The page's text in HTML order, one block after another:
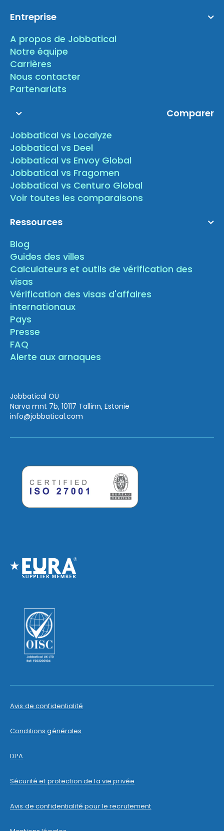
Entreprise
A propos de Jobbatical
Notre équipe
Carrières
Nous contacter
Partenariats
Comparer
Jobbatical vs Localyze
Jobbatical vs Deel
Jobbatical vs Envoy Global
Jobbatical vs Fragomen
Jobbatical vs Centuro Global
Voir toutes les comparaisons
Ressources
Blog
Guides des villes
Calculateurs et outils de vérification des
visas
Vérification des visas d'affaires
internationaux
Pays
Presse
FAQ
Alerte aux arnaques
Jobbatical OÜ
Narva mnt 7b, 10117 Tallinn, Estonie
info@jobbatical.com
Avis de confidentialité
Conditions générales
DPA
Sécurité et protection de la vie privée
Avis de confidentialité pour le recrutement